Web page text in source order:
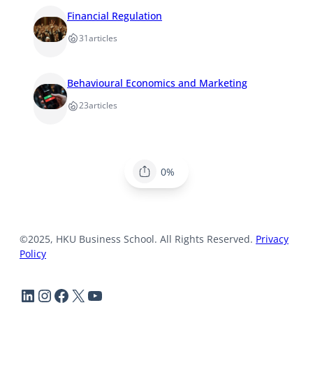
Financial Regulation
31articles
Behavioural Economics and Marketing
23articles
0%
©2025, HKU Business School. All Rights Reserved. Privacy
Policy
LinkedIn
Instagram
Facebook
X YouTube